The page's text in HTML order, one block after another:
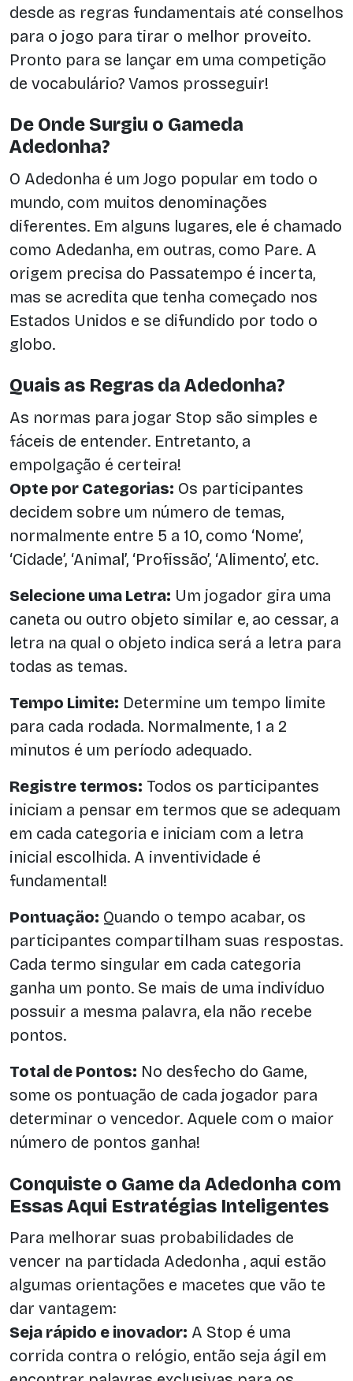
desde as regras fundamentais até conselhos
para o jogo para tirar o melhor proveito.
Pronto para se lançar em uma competição
de vocabulário? Vamos prosseguir!
De Onde Surgiu o Gameda
Adedonha?
O Adedonha é um Jogo popular em todo o
mundo, com muitos denominações
diferentes. Em alguns lugares, ele é chamado
como Adedanha, em outras, como Pare. A
origem precisa do Passatempo é incerta,
mas se acredita que tenha começado nos
Estados Unidos e se difundido por todo o
globo.
Quais as Regras da Adedonha?
As normas para jogar Stop são simples e
fáceis de entender. Entretanto, a
empolgação é certeira!
Opte por Categorias: Os participantes
decidem sobre um número de temas,
normalmente entre 5 a 10, como ‘Nome’,
‘Cidade’, ‘Animal’, ‘Profissão’, ‘Alimento’, etc.
Selecione uma Letra: Um jogador gira uma
caneta ou outro objeto similar e, ao cessar, a
letra na qual o objeto indica será a letra para
todas as temas.
Tempo Limite: Determine um tempo limite
para cada rodada. Normalmente, 1 a 2
minutos é um período adequado.
Registre termos: Todos os participantes
iniciam a pensar em termos que se adequam
em cada categoria e iniciam com a letra
inicial escolhida. A inventividade é
fundamental!
Pontuação: Quando o tempo acabar, os
participantes compartilham suas respostas.
Cada termo singular em cada categoria
ganha um ponto. Se mais de uma indivíduo
possuir a mesma palavra, ela não recebe
pontos.
Total de Pontos: No desfecho do Game,
some os pontuação de cada jogador para
determinar o vencedor. Aquele com o maior
número de pontos ganha!
Conquiste o Game da Adedonha com
Essas Aqui Estratégias Inteligentes
Para melhorar suas probabilidades de
vencer na partidada Adedonha , aqui estão
algumas orientações e macetes que vão te
dar vantagem:
Seja rápido e inovador: A Stop é uma
corrida contra o relógio, então seja ágil em